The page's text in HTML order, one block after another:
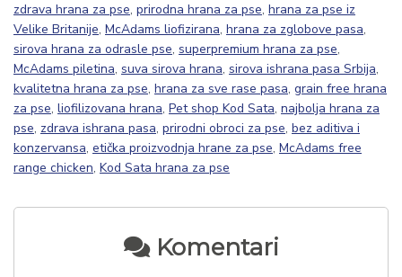
zdrava hrana za pse, prirodna hrana za pse, hrana za pse iz
Velike Britanije, McAdams liofizirana, hrana za zglobove pasa,
sirova hrana za odrasle pse, superpremium hrana za pse,
McAdams piletina, suva sirova hrana, sirova ishrana pasa Srbija,
kvalitetna hrana za pse, hrana za sve rase pasa, grain free hrana
za pse, liofilizovana hrana, Pet shop Kod Sata, najbolja hrana za
pse, zdrava ishrana pasa, prirodni obroci za pse, bez aditiva i
konzervansa, etička proizvodnja hrane za pse, McAdams free
range chicken, Kod Sata hrana za pse
Komentari